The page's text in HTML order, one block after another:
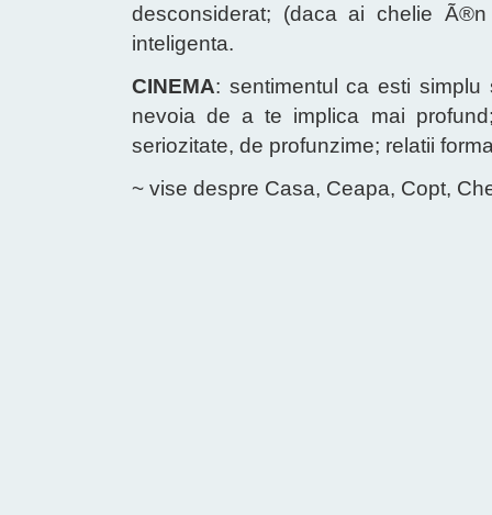
desconsiderat; (daca ai chelie
inteligenta.
CINEMA: sentimentul ca esti simplu
nevoia de a te implica mai
seriozitate, de profunzime; relatii
~ vise despre Casa, Ceapa, Copt,